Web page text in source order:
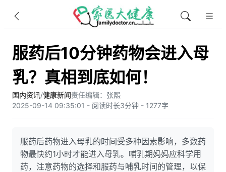
服药后10分钟药物会进入母
乳？真相到底如何！
国内资讯/健康新闻责任编辑：张熙
2025-09-14 09:35:01 - 阅读时长3分钟 - 1277字
服药后药物进入母乳的时间受多种因素影响，多数药
物最快约1小时才能进入母乳。哺乳期妈妈应科学用
药，注意药物的选择和服药与哺乳时间的管理，以保